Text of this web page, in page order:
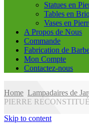
Statues en
Tables en
Vases en
A Propos de Nous
Commande
Fabrication de
Mon Compte
Contactez-nous
Home Lampadaires de
PIERRE
Skip to content